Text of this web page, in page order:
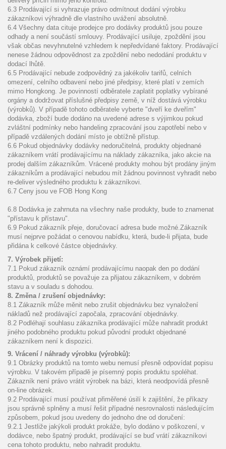
6.3 Prodávající si vyhrazuje právo odmítnout dodání výrobku
zákazníkovi výhradně dle vlastního uvážení absolutně.
6.4 Všechny data cituje prodejce pro dodávky produktů jsou pouze
odhady a není součástí smlouvy. Prodávající usiluje, zpoždění jsou
však občas nevyhnutelné vzhledem k nepředvídané faktory. Prodávající
nenese žádnou odpovědnost za zpoždění nebo nedodání produktu v
dodací lhůtě.
6.5 Prodávající nebude zodpovědný za jakékoliv tarifů, celních
omezení, celního odbavení nebo jiné předpisy, které platí v zemích
mimo Hongkong. Je povinností odběratele zaplatit poplatky vybírané
orgány a dodržovat příslušné předpisy země, v níž dostává výrobku
(výrobků). V případě tohoto odběratele vyberte "dveří ke dveřím"
dodávka, zboží bude dodáno na uvedené adrese s výjimkou pokud
zvláštní podmínky nebo handeling zpracování jsou zapotřebí nebo v
případě vzdálených dodání místo je obtížně přístup.
6.6 Pokud objednávky dodávky nedoručitelná, produkty objednané
zákazníkem vrátí prodávajícímu na náklady zákazníka, jako akcie na
prodej dalším zákazníkům. Vrácené produkty mohou být prodány jiným
zákazníkům a prodávající nebudou mít žádnou povinnost vyhradit nebo
re-deliver výsledného produktu k zákazníkovi.
6.7 Ceny jsou ve FOB Hong Kong
6.8 Dodávka je zahrnuta na všechny naše produkty, bude to znamenat
"přístavu k přístavu".
6.9 Pokud zákazník přeje, doručovací adresa bude možné.Zákazník
musí nejprve požádat o cenovou nabídku, která, bude-li přijata, bude
přidána k celkové částce objednávky.
7. Výrobek přijetí:
7.1 Pokud zákazník oznámí prodávajícímu naopak den po dodání
produktů, produktů se považuje za přijatou zákazníkem, v dobrém
stavu a v souladu s dohodou.
8. Změna / zrušení objednávky:
8.1 Zákazník může měnit nebo zrušit objednávku bez vynaložení
nákladů než prodávající započala, zpracování objednávky.
8.2 Podléhají souhlasu zákazníka prodávající může nahradit produkt
jiného podobného produktu pokud původní produkt objednané
zákazníkem není k dispozici.
9. Vrácení / náhrady výrobku (výrobků):
9.1 Obrázky produktů na tomto webu nemusí přesně odpovídat popisu
výrobku. V takovém případě je písemný popis produktu spoléhat.
Zákazník není právo vrátit výrobek na bázi, která neodpovídá přesně
on-line obrázek.
9.2 Prodávající musí používat přiměřené úsilí k zajištění, že příkazy
jsou správně splněny a musí řešit případné nesrovnalosti následujícím
způsobem, pokud jsou uvedeny do jednoho dne od doručení:
9.2.1 Jestliže jakýkoli produkt prokáže, bylo dodáno v poškození, v
dodávce, nebo špatný produkt, prodávající se buď vrátí zákazníkovi
cena tohoto produktu, nebo nahradit produktu.